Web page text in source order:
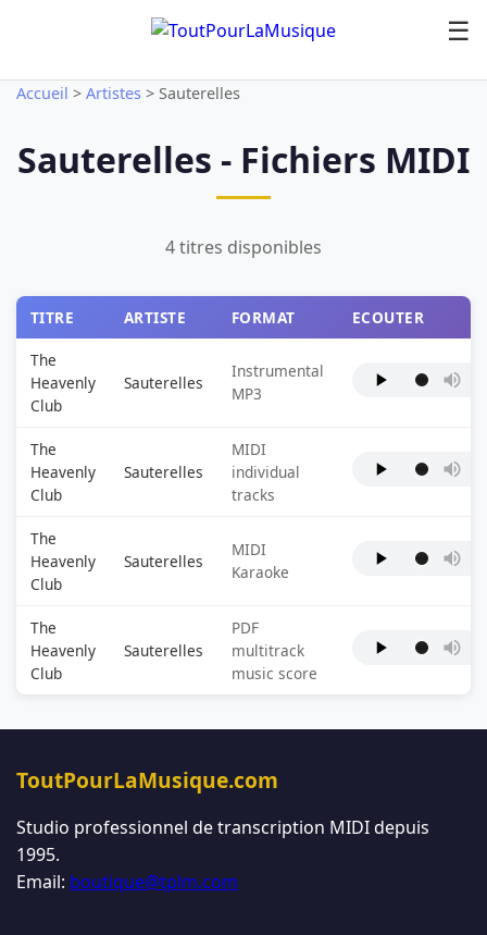
☰
Accueil > Artistes > Sauterelles
Sauterelles - Fichiers MIDI
4 titres disponibles
TITRE ARTISTE FORMAT ECOUTER
The
Heavenly
Club
Sauterelles
Instrumental
MP3
The
Heavenly
Club
Sauterelles
MIDI
individual
tracks
The
Heavenly
Club
Sauterelles
MIDI
Karaoke
The
Heavenly
Club
Sauterelles
PDF
multitrack
music score
ToutPourLaMusique.com
Studio professionnel de transcription MIDI depuis
1995.
Email: boutique@tplm.com